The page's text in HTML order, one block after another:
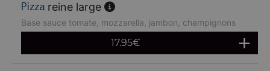
reine large
Base sauce tomate, mozzarella, jambon, champignons
17.95€